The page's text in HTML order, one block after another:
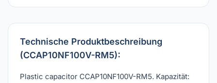
Technische Produktbeschreibung
(CCAP10NF100V-RM5):
Plastic capacitor CCAP10NF100V-RM5. Kapazität: